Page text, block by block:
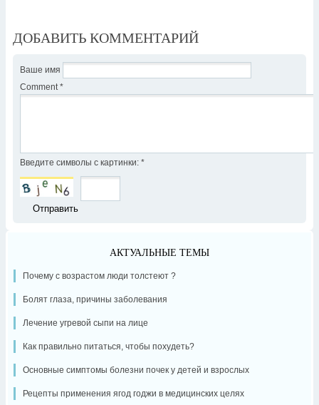
ДОБАВИТЬ КОММЕНТАРИЙ
Ваше имя
Comment *
Введите символы с картинки: *
АКТУАЛЬНЫЕ ТЕМЫ
Почему с возрастом люди толстеют ?
Болят глаза, причины заболевания
Лечение угревой сыпи на лице
Как правильно питаться, чтобы похудеть?
Основные симптомы болезни почек у детей и взрослых
Рецепты применения ягод годжи в медицинских целях